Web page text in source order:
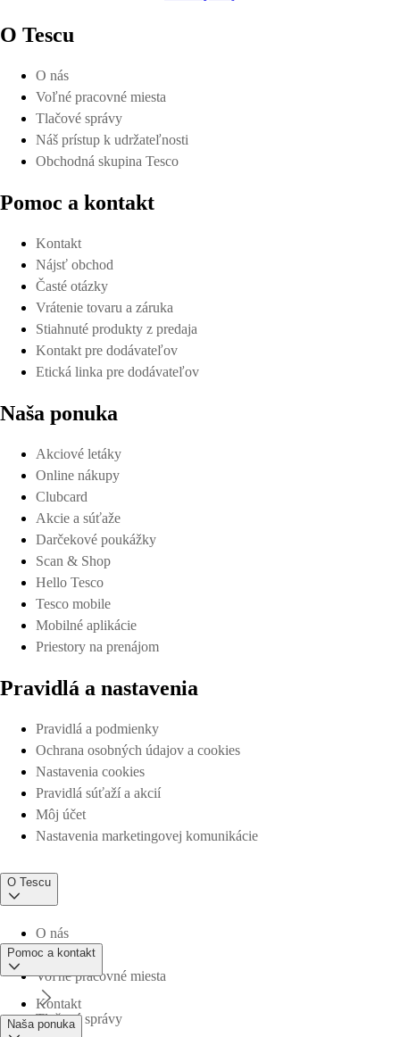
O Tescu
O nás
Voľné pracovné miesta
Tlačové správy
Náš prístup k udržateľnosti
Obchodná skupina Tesco
Pomoc a kontakt
Kontakt
Nájsť obchod
Časté otázky
Vrátenie tovaru a záruka
Stiahnuté produkty z predaja
Kontakt pre dodávateľov
Etická linka pre dodávateľov
Naša ponuka
Akciové letáky
Online nákupy
Clubcard
Akcie a súťaže
Darčekové poukážky
Scan & Shop
Hello Tesco
Tesco mobile
Mobilné aplikácie
Priestory na prenájom
Pravidlá a nastavenia
Pravidlá a podmienky
Ochrana osobných údajov a cookies
Nastavenia cookies
Pravidlá súťaží a akcií
Môj účet
Nastavenia marketingovej komunikácie
O Tescu
O nás
Voľné pracovné miesta
Tlačové správy
Pomoc a kontakt
Kontakt
Naša ponuka